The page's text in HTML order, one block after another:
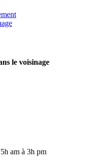
le voisinage
am à 3h pm